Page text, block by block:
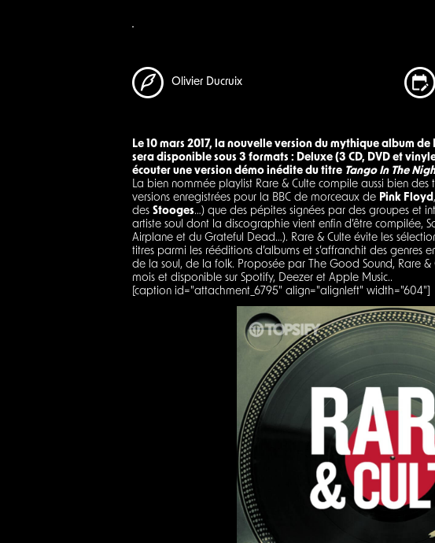
Olivier Ducruix
Le 10 mars 2017, la nouvelle version du mythique album
sera disponible sous 3 formats : Deluxe (3 CD, DVD et
écouter une version démo inédite du titre Tango In The
La bien nommée playlist Rare & Culte compile aussi bien des
versions enregistrées pour la BBC de morceaux de Pink Floyd
des Stooges…) que des pépites signées par des groupes et
artiste soul dont la discographie vient enfin d’être compilée,
Airplane et du Grateful Dead…). Rare & Culte évite les
titres parmi les rééditions d’albums et s’affranchit des
de la soul, de la folk. Proposée par The Good Sound, Rare &
mois et disponible sur Spotify, Deezer et Apple Music..
[caption id="attachment_6795" align="alignleft" width="604"]